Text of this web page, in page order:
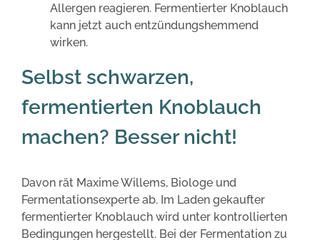
Allergen reagieren. Fermentierter Knoblauch
kann jetzt auch entzündungshemmend
wirken.
Selbst schwarzen,
fermentierten Knoblauch
machen? Besser nicht!
Davon rät Maxime Willems, Biologe und
Fermentationsexperte ab. Im Laden gekaufter
fermentierter Knoblauch wird unter kontrollierten
Bedingungen hergestellt. Bei der Fermentation zu